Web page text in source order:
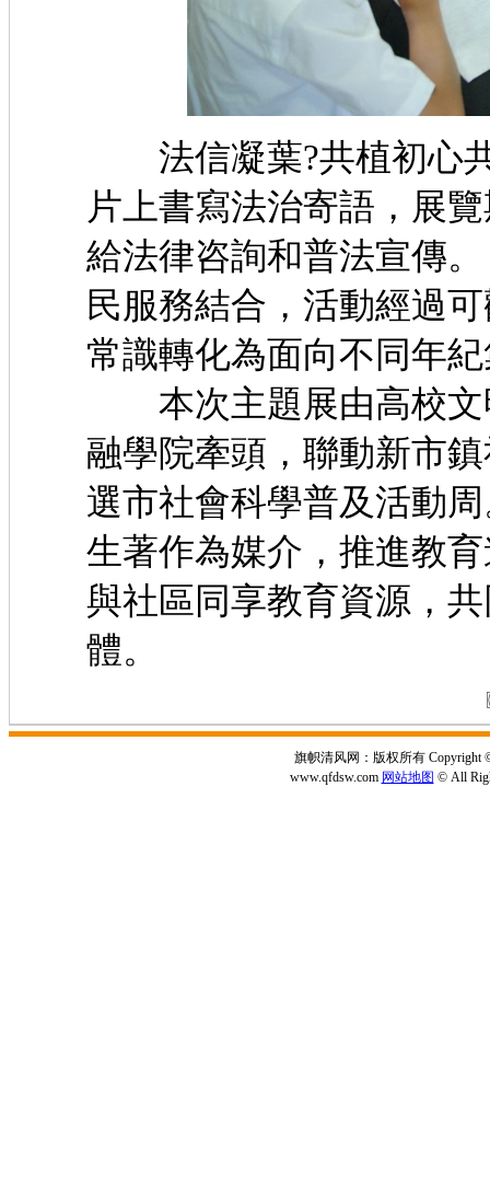
法信凝葉?共植初心共
片上書寫法治寄語，展
給法律咨詢和普法
民服務結合，活動經過
常識轉化為面向不同
本次主題展由高校文
融學院牽頭，聯動新市
選市社會科學普及
生著作為媒介，推進教
與社區同享教育資源，
體。
旗帜清风网：版权所有 Copyright
www.qfdsw.com 网站地图 © All